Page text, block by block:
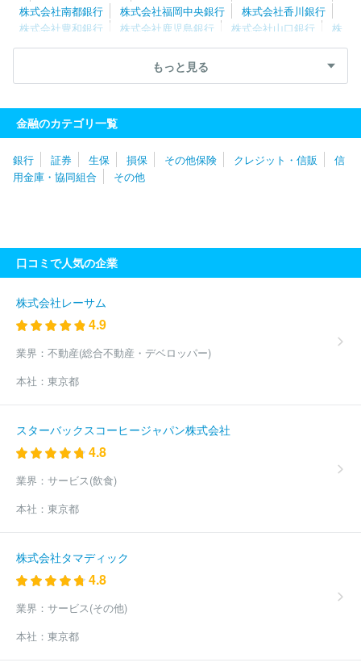
株式会社南都銀行
株式会社福岡中央銀行
株式会社香川銀行
株式会社豊和銀行
株式会社鹿児島銀行 株式会社山口銀行
株
式会社大分銀行
株式会社肥後銀行 株式会社南日本銀行
株式会
株式会社佐賀共栄銀行 株式会社四国銀行
株式会社
百十四銀行
行
株式会社宮崎銀行 株式会社高知銀行
株式会社りそな銀行
スルガ銀行株式会社
行
株式会社三重銀行 株式会社京都銀行
株式会社あいち銀行
株式会社滋賀銀行
株式会社三十三銀行
田銀行
株式会社北日本銀行 株式会社みちのく銀行
株式会社青
森みちのく銀行
株式会社岩手銀行
荘内銀行
株式会社福島銀行 株式会社北都銀行
株式会社常陽銀
行
株式会社北洋銀行
株式会社七十七銀行
株式会社筑波銀行
井住友銀行
株式会社みずほ銀行 株式会社イオン銀行
株式会社
ＰａｙＰａｙ銀行株式会社
葉興業銀行
株式会社東日本銀行 株式会社三菱ＵＦＪ銀行
株式
ＵＦＪ信託銀行株式会社
株式会社セブン銀行
信託銀行株式会社
株
式会社あおぞら銀行
株式会社横浜銀行
もっと見る
金融のカテゴリ一覧
銀行 証券 生保 損保 その他保険 クレジット・信販
信
用金庫・協同組合
その他
口コミで人気の企業
株式会社レーサム
4.9
業界： 不動産(総合不動産・デベロッパー)
本社： 東京都
スターバックスコーヒージャパン株式会社
4.8
業界： サービス(飲食)
本社： 東京都
株式会社タマディック
4.8
業界： サービス(その他)
本社： 東京都